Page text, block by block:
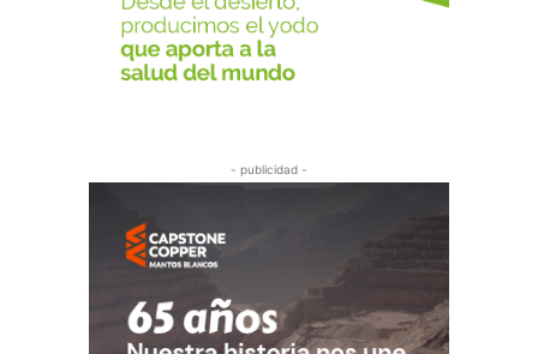
- publicidad -